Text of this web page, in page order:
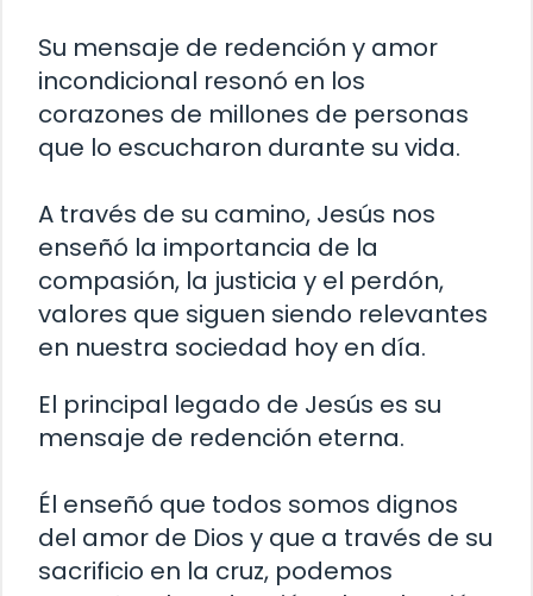
Su mensaje de redención y amor
incondicional resonó en los
corazones de millones de personas
que lo escucharon durante su vida.
A través de su camino, Jesús nos
enseñó la importancia de la
compasión, la justicia y el perdón,
valores que siguen siendo relevantes
en nuestra sociedad hoy en día.
El principal legado de Jesús es su
mensaje de redención eterna.
Él enseñó que todos somos dignos
del amor de Dios y que a través de su
sacrificio en la cruz, podemos